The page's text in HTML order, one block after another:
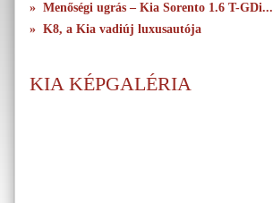
» Menőségi ugrás – Kia Sorento 1.6 T-GDi...
» K8, a Kia vadiúj luxusautója
KIA KÉPGALÉRIA